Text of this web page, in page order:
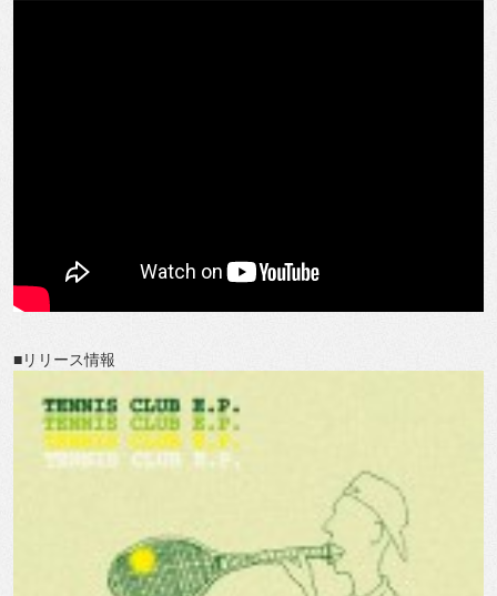
■リリース情報